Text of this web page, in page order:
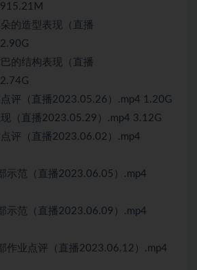
的造型表现（直播
的结构表现（直播
评（直播2023.05.26）.mp4 1.20G
（直播2023.05.29）.mp4 3.12G
评（直播2023.06.02）.mp4
示范（直播2023.06.05）.mp4
示范（直播2023.06.09）.mp4
作业点评（直播2023.06.12）.mp4